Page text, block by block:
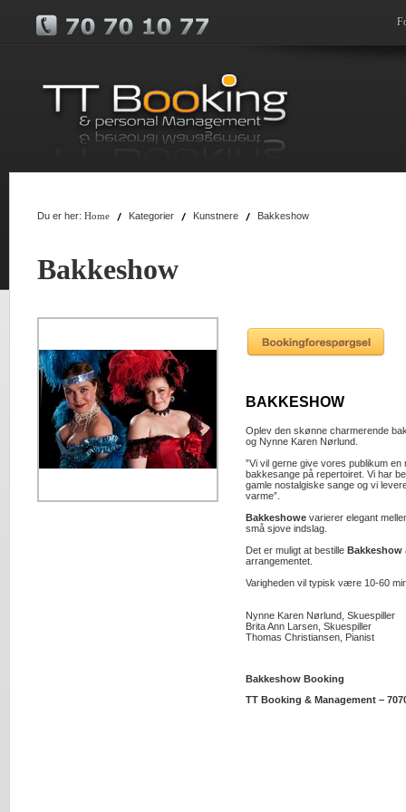
Du er her: Home Kategorier Kunstnere Bakkeshow
Bakkeshow
BAKKESHOW
Oplev den skønne charmerende
og Nynne Karen Nørlund.
”Vi vil gerne give vores publikum
bakkesange på repertoiret. Vi har
gamle nostalgiske sange og vi
varme”.
Bakkeshowe varierer elegant
små sjove indslag.
Det er muligt at bestille Bakkeshow
arrangementet.
Varigheden vil typisk være 10-60
Nynne Karen Nørlund, Skuespiller
Brita Ann Larsen, Skuespiller
Thomas Christiansen, Pianist
Bakkeshow Booking
TT Booking & Management –